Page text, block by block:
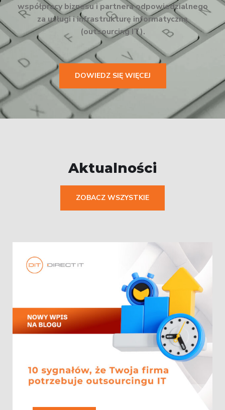
współpracy biznesu i partnera odpowiedzialnego
za usługi i infrastrukturę informatyczną
(outsourcing IT).
DOWIEDZ SIĘ WIĘCEJ
Aktualności
ZOBACZ WSZYSTKIE